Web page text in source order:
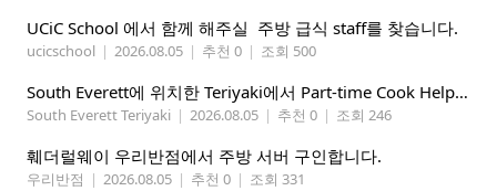
UCiC School 에서 함께 해주실 주방 급식 staff를 찾습니다.
ucicschool | 2026.08.05 | 추천 0 | 조회 500
South Everett에 위치한 Teriyaki에서 Part-time Cook Helper 구합니다. Mon-Sat, 4:00 pm-8:30 pm
South Everett Teriyaki | 2026.08.05 | 추천 0 | 조회 246
훼더럴웨이 우리반점에서 주방 서버 구인합니다.
우리반점 | 2026.08.05 | 추천 0 | 조회 331